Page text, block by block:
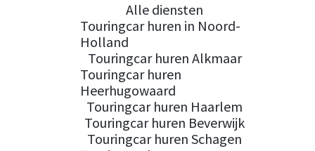
Alle diensten
Touringcar huren in Noord-
Holland
Touringcar huren Alkmaar
Touringcar huren
Heerhugowaard
Touringcar huren Haarlem
Touringcar huren Beverwijk
Touringcar huren Schagen